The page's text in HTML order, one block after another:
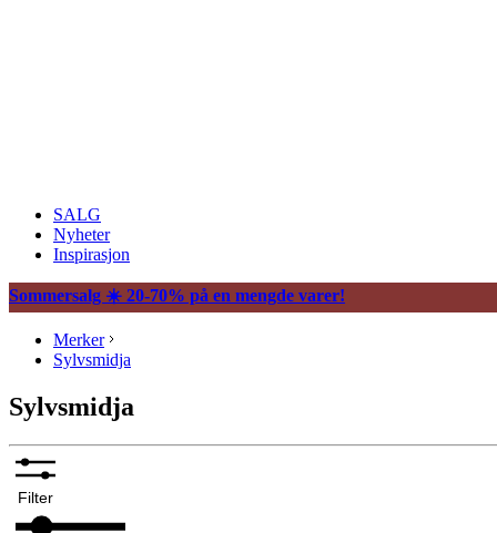
SALG
Nyheter
Inspirasjon
Sommersalg ☀️ 20-70% på en mengde varer!
Merker
Sylvsmidja
Sylvsmidja
Filter